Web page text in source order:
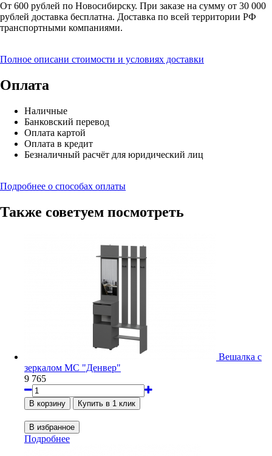
От 600 рублей по Новосибирску. При заказе на сумму от 30 000
рублей доставка бесплатна. Доставка по всей территории РФ
транспортными компаниями.
Полное описани стоимости и условиях доставки
Оплата
Наличные
Банковский перевод
Оплата картой
Оплата в кредит
Безналичный расчёт для юридический лиц
Подробнее о способах оплаты
Также советуем посмотреть
Вешалка с
зеркалом МС "Денвер"
9 765
Подробнее